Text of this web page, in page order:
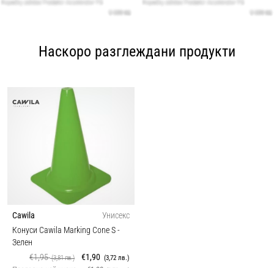
Наскоро разглеждани продукти
Cawila
Унисекс
Конуси Cawila Marking Cone S-
Зелен
€1,95(3,81 лв.) €1,90 (3,72 лв.)